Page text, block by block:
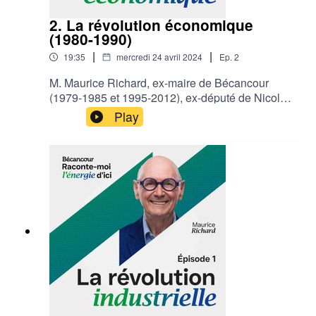
2. La révolution économique
(1980-1990)
19:35 | mercredi 24 avril 2024 | Ep. 2
M. Maurice Richard, ex-maire de Bécancour
(1979-1985 et 1995-2012), ex-député de Nicolet-
Yamaska (1985-1994) et ex-président-directeur-
général de la SPIPB (2012-2022); M. Jean-Guy
Dubois, ex-maire de Bécancour (1986-1995 et
2013-2021), vous raconte leurs expériences
vécues entre 1980 et 1990. Bonne écoute!
Play